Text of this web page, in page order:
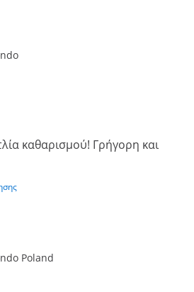
καθαρισμού! Γρήγορη και
Poland